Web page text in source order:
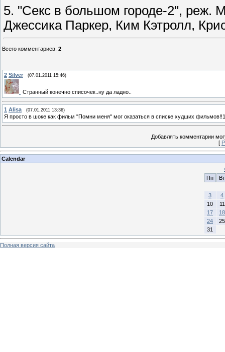
5. "Секс в большом городе-2", реж.
Джессика Паркер, Ким Кэтролл,
Всего комментариев: 2
2 Silver (07.01.2011 15:46)
Странный конечно списочек..ну да ладно..
1 Alisa (07.01.2011 13:36)
Я просто в шоке как фильм "Помни меня" мог оказаться в списке худших
Добавлять комментарии
[
Calendar
Пн
Вт
3
4
10
11
17
18
24
25
31
Полная версия сайта